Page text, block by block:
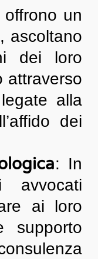
offrono un
ascoltano
dei loro
attraverso
alla
dei
: In
ai loro
supporto